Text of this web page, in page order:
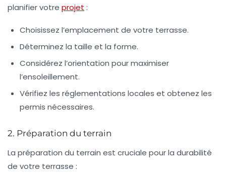
planifier votre projet :
Choisissez l’emplacement de votre terrasse.
Déterminez la taille et la forme.
Considérez l’orientation pour maximiser
l’ensoleillement.
Vérifiez les réglementations locales et obtenez les
permis nécessaires.
2. Préparation du terrain
La préparation du terrain est cruciale pour la durabilité
de votre terrasse :